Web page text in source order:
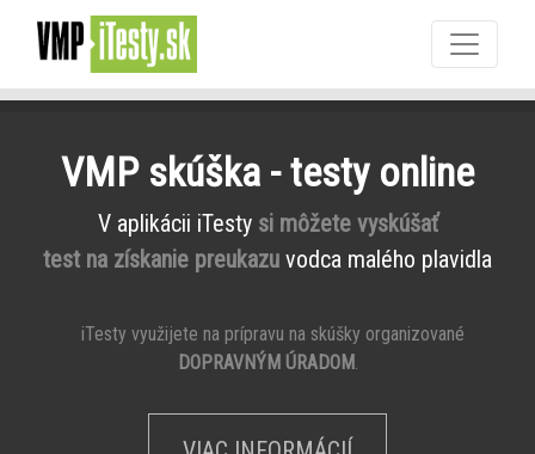
VMP skúška - testy online
V aplikácii iTesty si môžete vyskúšať
test na získanie preukazu vodca malého plavidla
iTesty využijete na prípravu na skúšky organizované
DOPRAVNÝM ÚRADOM.